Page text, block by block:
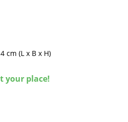
cm (L x B x H)
your place!